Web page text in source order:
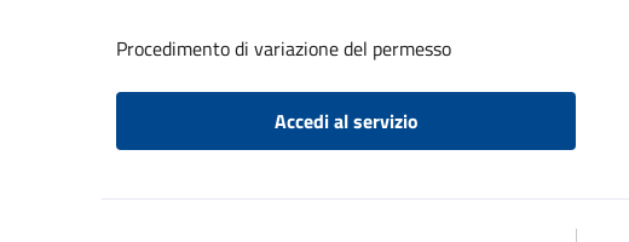
Procedimento di variazione del permesso
Accedi al servizio